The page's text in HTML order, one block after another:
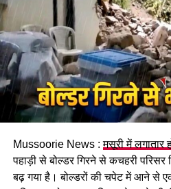
पढ़े धामी कैबिनेट के
GST संशोधित अध्यादेश को
नैनीताल हाईकोर्ट के लिए
Mussoorie News :मसूरी में लगातार
पहाड़ी से बोल्डर गिरने से कचहरी
बढ़ गया है। बोल्डरों की चपेट में आने से